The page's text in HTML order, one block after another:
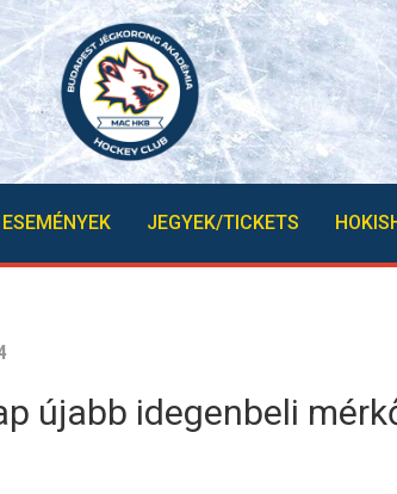
ESEMÉNYEK JEGYEK/TICKETS
újabb idegenbeli